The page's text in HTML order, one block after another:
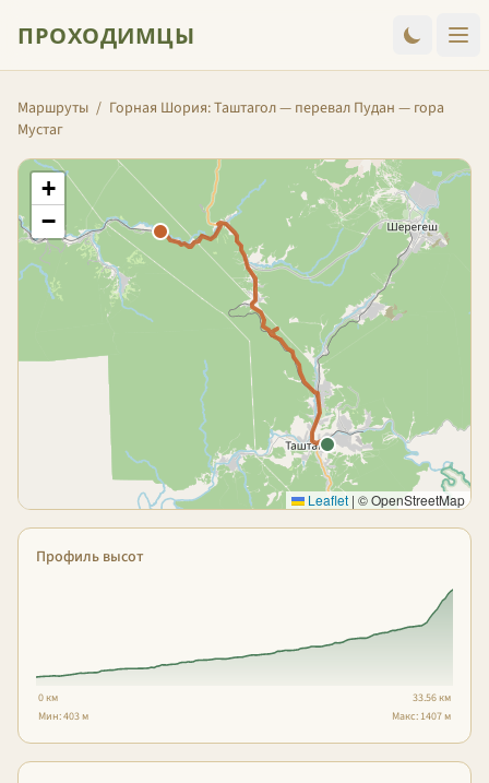
ПРОХОДИМЦЫ
Маршруты / Горная Шория: Таштагол — перевал Пудан — гора
Мустаг
+
−
Leaflet | © OpenStreetMap
Профиль высот
0 км
33.56 км
Мин: 403 м
Макс: 1407 м